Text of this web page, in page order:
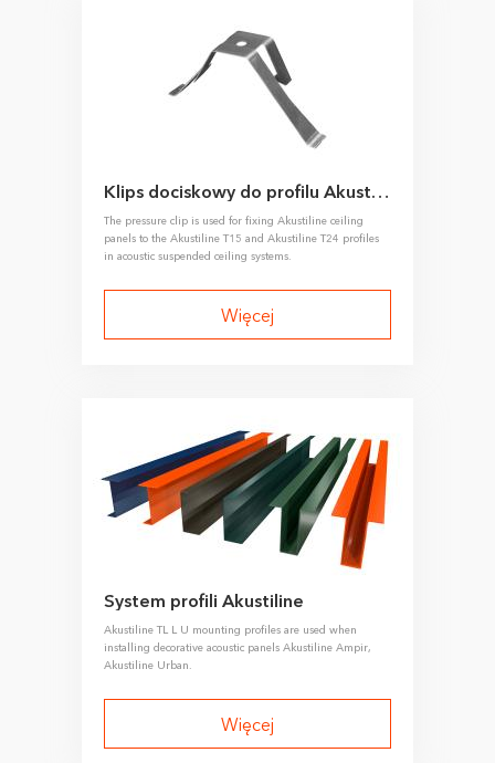
Klips dociskowy do profilu Akustiline T15/T24
The pressure clip is used for fixing Akustiline ceiling
panels to the Akustiline T15 and Akustiline T24 profiles
in acoustic suspended ceiling systems.
Więcej
System profili Akustiline
Akustiline TL L U mounting profiles are used when
installing decorative acoustic panels Akustiline Ampir,
Akustiline Urban.
Więcej